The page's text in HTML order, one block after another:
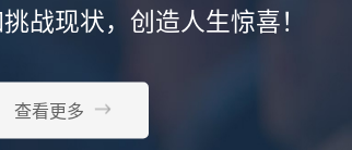
战现状，创造人生惊喜！
查看更多